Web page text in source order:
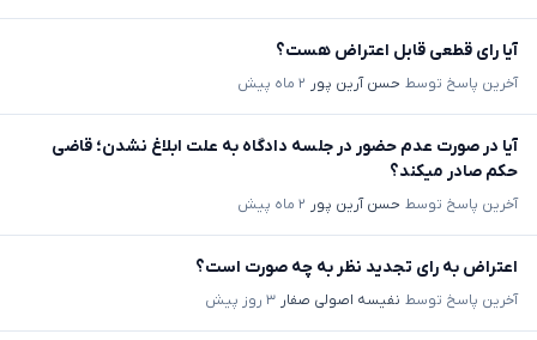
آیا رای قطعی قابل اعتراض هست؟
آخرین پاسخ توسط حسن آرین پور ۲ ماه پیش
آیا در صورت عدم حضور در جلسه دادگاه به علت ابلاغ نشدن؛ قاضی
حکم صادر میکند؟
آخرین پاسخ توسط حسن آرین پور ۲ ماه پیش
اعتراض به رای تجدید نظر به چه صورت است؟
آخرین پاسخ توسط نفیسه اصولی صفار ۳ روز پیش